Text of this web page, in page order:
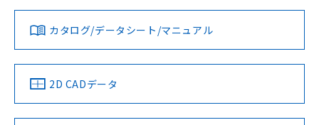
ダウンロードデータをご利用いただく前に、以下を必ずお読
みください。
ソフトウェアの使用条件
対応済み
中国 RoHS 注意事項・凡例
カタログ/データシート/マニュアル
2D CADデータ
す。